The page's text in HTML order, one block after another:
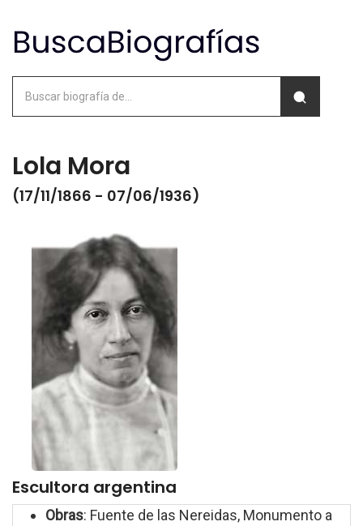
Lola Mora
(17/11/1866 - 07/06/1936)
Escultora argentina
Obras: Fuente de las Nereidas, Monumento a